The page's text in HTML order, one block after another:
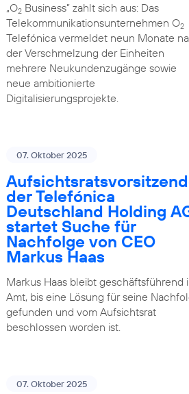
„O2Business” zahlt sich aus: Das
Telekommunikationsunternehmen O2
Telefónica vermeldet neun Monate
der Verschmelzung der Einheiten
mehrere Neukundenzugänge sowie
neue ambitionierte
Digitalisierungsprojekte.
07. Oktober 2025
der Telefónica
Deutschland Holding
startet Suche für
Nachfolge von CEO
Markus Haas
Markus Haas bleibt geschäftsführend
Amt, bis eine Lösung für seine
gefunden und vom Aufsichtsrat
beschlossen worden ist.
07. Oktober 2025